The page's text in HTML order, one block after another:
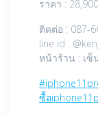
ราคา :
ติดต่อ : 087-
line id :
หน้าร้าน : เซ็
ซื้อ